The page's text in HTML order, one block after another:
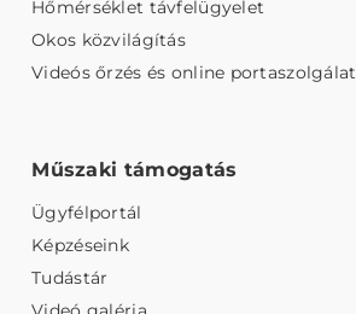
Hőmérséklet távfelügyelet
Okos közvilágítás
Videós őrzés és online portaszolgálat
Műszaki támogatás
Ügyfélportál
Képzéseink
Tudástár